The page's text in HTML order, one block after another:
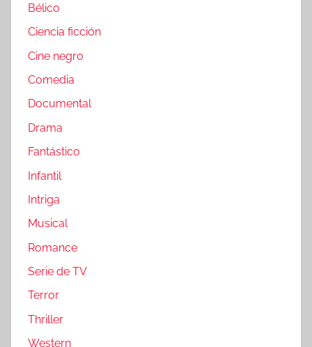
Bélico
Ciencia ficción
Cine negro
Comedia
Documental
Drama
Fantástico
Infantil
Intriga
Musical
Romance
Serie de TV
Terror
Thriller
Western